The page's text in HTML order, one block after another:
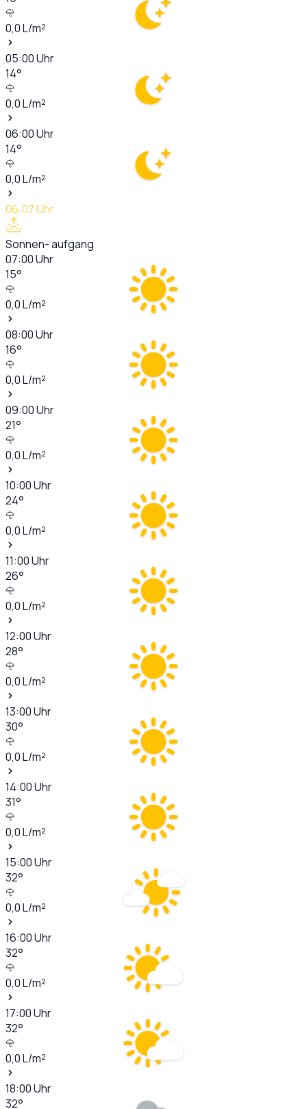
0,0L/m²
05:00Uhr
14°
0,0L/m²
06:00Uhr
14°
0,0L/m²
06:07Uhr
Sonnen- aufgang
07:00Uhr
15°
0,0L/m²
08:00Uhr
16°
0,0L/m²
09:00Uhr
21°
0,0L/m²
10:00Uhr
24°
0,0L/m²
11:00Uhr
26°
0,0L/m²
12:00Uhr
28°
0,0L/m²
13:00Uhr
30°
0,0L/m²
14:00Uhr
31°
0,0L/m²
15:00Uhr
32°
0,0L/m²
16:00Uhr
32°
0,0L/m²
17:00Uhr
32°
0,0L/m²
18:00Uhr
32°